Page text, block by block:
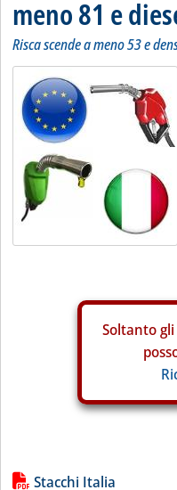
meno 81 e
Risca scende a meno 53 e
Soltanto gli
Lista allegati PDF
Stacchi Italia